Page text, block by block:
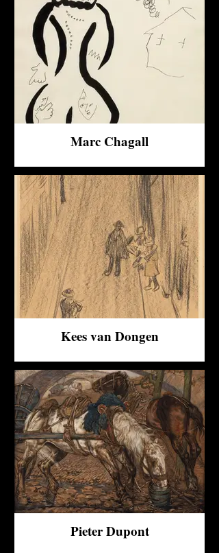
Marc Chagall
Kees van Dongen
Pieter Dupont